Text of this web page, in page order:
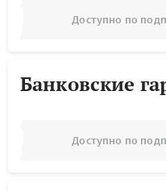
Доступно по
Банковские
Доступно по